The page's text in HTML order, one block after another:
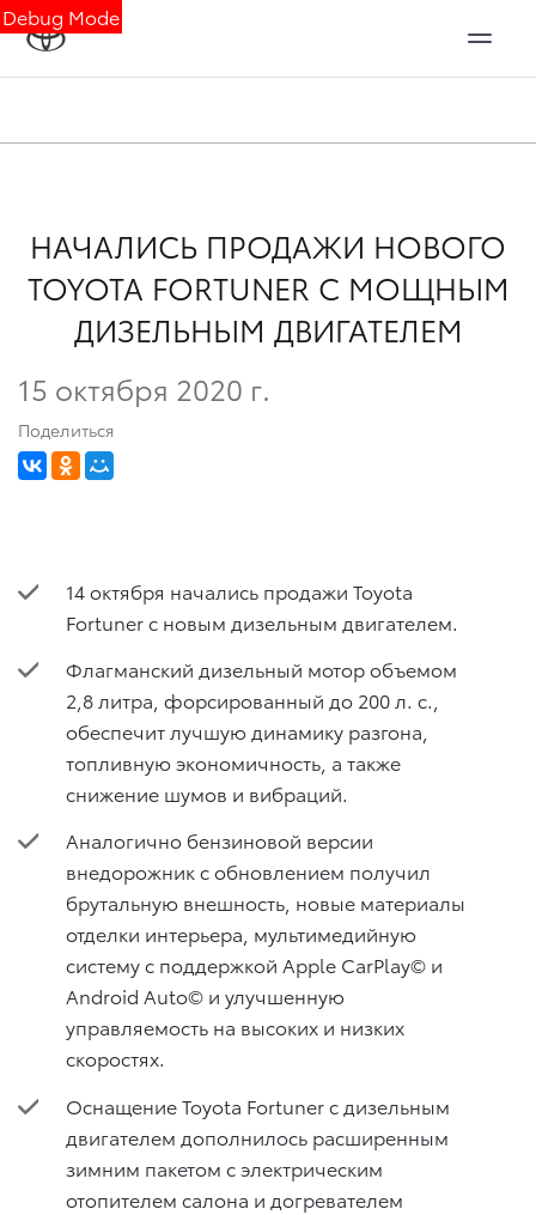
Debug Mode
НАЧАЛИСЬ ПРОДАЖИ НОВОГО
TOYOTA FORTUNER С МОЩНЫМ
ДИЗЕЛЬНЫМ ДВИГАТЕЛЕМ
15 октября 2020 г.
Поделиться
14 октября начались продажи Toyota
Fortuner с новым дизельным двигателем.
Флагманский дизельный мотор объемом
2,8 литра, форсированный до 200 л. с.,
обеспечит лучшую динамику разгона,
топливную экономичность, а также
снижение шумов и вибраций.
Аналогично бензиновой версии
внедорожник с обновлением получил
брутальную внешность, новые материалы
отделки интерьера, мультимедийную
систему с поддержкой Apple CarPlay© и
Android Auto© и улучшенную
управляемость на высоких и низких
скоростях.
Оснащение Toyota Fortuner с дизельным
двигателем дополнилось расширенным
зимним пакетом с электрическим
отопителем салона и догревателем